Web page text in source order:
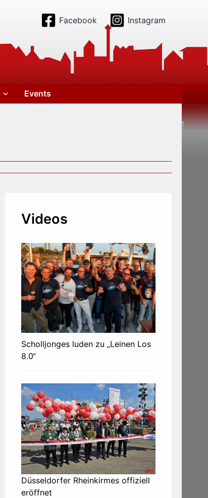
Facebook Instagram
Events
Videos
Scholljonges luden zu „Leinen Los
8.0“
Düsseldorfer Rheinkirmes offiziell
eröffnet